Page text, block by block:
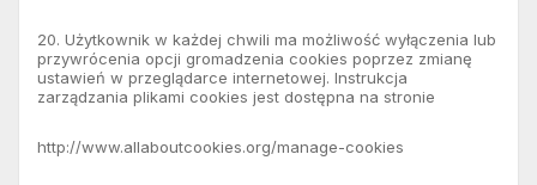
20. Użytkownik w każdej chwili ma możliwość wyłączenia lub
przywrócenia opcji gromadzenia cookies poprzez zmianę
ustawień w przeglądarce internetowej. Instrukcja
zarządzania plikami cookies jest dostępna na stronie
http://www.allaboutcookies.org/manage-cookies